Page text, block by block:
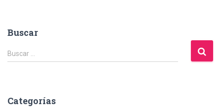
Buscar
B
u
r
Buscar …
Categorías